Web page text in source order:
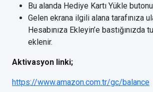
Bu alanda Hediye Kartı Yükle
Gelen ekrana ilgili alana tarafınıza
Hesabınıza Ekleyin’e bastığınızda
eklenir.
Aktivasyon linki;
https://www.amazon.com.tr/gc/balance